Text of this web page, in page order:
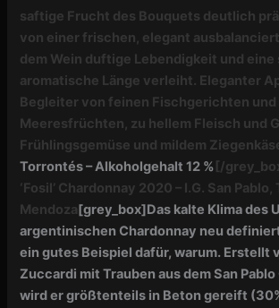
saftige Frucht des Bouquets deutlich
von einer frischen, elegant
dem Wein duftige Lebendigkeit und eine
aromatische Länge verleiht. Eleganter
Begleiter von feinen Fischgerichten und
Meeresfrüchten, zu hellem Fleisch und
Frühlingsgemüse und mildem
Torrontés – Alkoholgehalt 12 % [/
‘Fosil’ Chardonnay 2020 – I.G. San Pablo,
Mendoza[grey_box]Das kalte Klima des
argentinischen Chardonnay neu
ein gutes Beispiel dafür, warum. Erstellt
Zuccardi mit Trauben aus dem San Pablo
wird er größtenteils in Beton gereift